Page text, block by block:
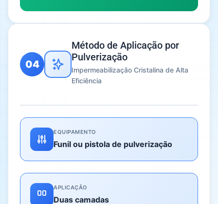
04
Método de Aplicação por
Pulverização
Impermeabilização Cristalina de Alta
Eficiência
EQUIPAMENTO
Funil ou pistola de pulverização
APLICAÇÃO
Duas camadas